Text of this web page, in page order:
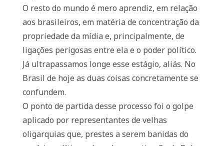
O resto do mundo é mero aprendiz, em relação
aos brasileiros, em matéria de concentração da
propriedade da mídia e, principalmente, de
ligações perigosas entre ela e o poder político.
Já ultrapassamos longe esse estágio, aliás. No
Brasil de hoje as duas coisas concretamente se
confundem.
O ponto de partida desse processo foi o golpe
aplicado por representantes de velhas
oligarquias que, prestes a serem banidas do